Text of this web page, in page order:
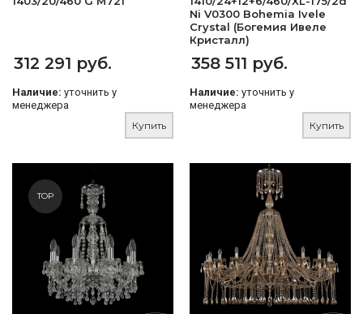
312 291 руб.
Наличие: уточнить у
менеджера
Купить
Ni V0300 Bohemia Ivele
Crystal (Богемия Ивеле
Кристалл)
358 511 руб.
Наличие: уточнить у
менеджера
Купить
TOP